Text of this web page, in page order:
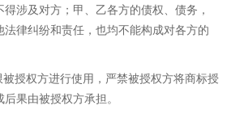
涉及对方；甲、乙各方的债权、债务，
律纠纷和责任，也均不能构成对各方的
授权方进行使用，严禁被授权方将商标授
果由被授权方承担。